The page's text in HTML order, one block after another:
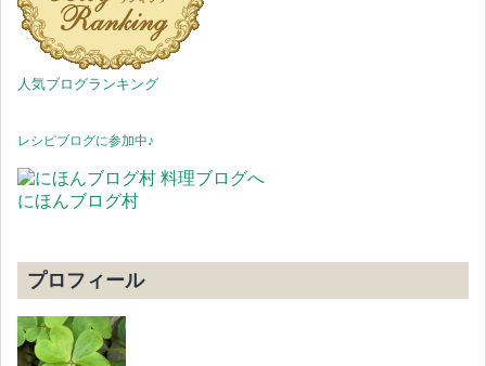
人気ブログランキング
レシピブログに参加中♪
にほんブログ村
プロフィール